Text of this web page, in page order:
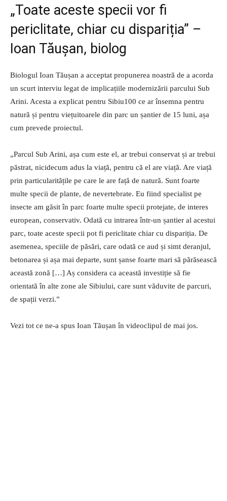
„Toate aceste specii vor fi
periclitate, chiar cu dispariția” –
Ioan Tăușan, biolog
Biologul Ioan Tăușan a acceptat propunerea noastră de a acorda
un scurt interviu legat de implicațiile modernizării parcului Sub
Arini. Acesta a explicat pentru Sibiu100 ce ar însemna pentru
natură și pentru viețuitoarele din parc un șantier de 15 luni, așa
cum prevede proiectul.
„Parcul Sub Arini, așa cum este el, ar trebui conservat și ar trebui
păstrat, nicidecum adus la viață, pentru că el are viață. Are viață
prin particularitățile pe care le are față de natură. Sunt foarte
multe specii de plante, de nevertebrate. Eu fiind specialist pe
insecte am găsit în parc foarte multe specii protejate, de interes
european, conservativ. Odată cu intrarea într-un șantier al acestui
parc, toate aceste specii pot fi periclitate chiar cu dispariția. De
asemenea, speciile de păsări, care odată ce aud și simt deranjul,
betonarea și așa mai departe, sunt șanse foarte mari să părăsească
această zonă […] Aș considera ca această investiție să fie
orientată în alte zone ale Sibiului, care sunt văduvite de parcuri,
de spații verzi.”
Vezi tot ce ne-a spus Ioan Tăușan în videoclipul de mai jos.